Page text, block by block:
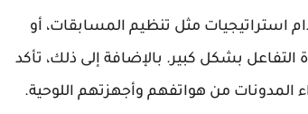
استراتيجيات مثل تنظيم المسابقات، أو
بشكل كبير. بالإضافة إلى ذلك، تأكد
المدونات من هواتفهم وأجهزتهم اللوحية.